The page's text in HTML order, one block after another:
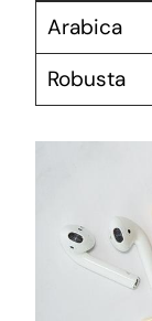
Arabica
Robusta